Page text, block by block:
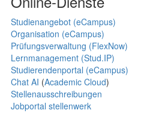
Studienangebot (eCampus)
Organisation (eCampus)
Prüfungsverwaltung (FlexNow)
Lernmanagement (Stud.IP)
Studierendenportal (eCampus)
Chat AI (Academic Cloud)
Stellenausschreibungen
Jobportal stellenwerk